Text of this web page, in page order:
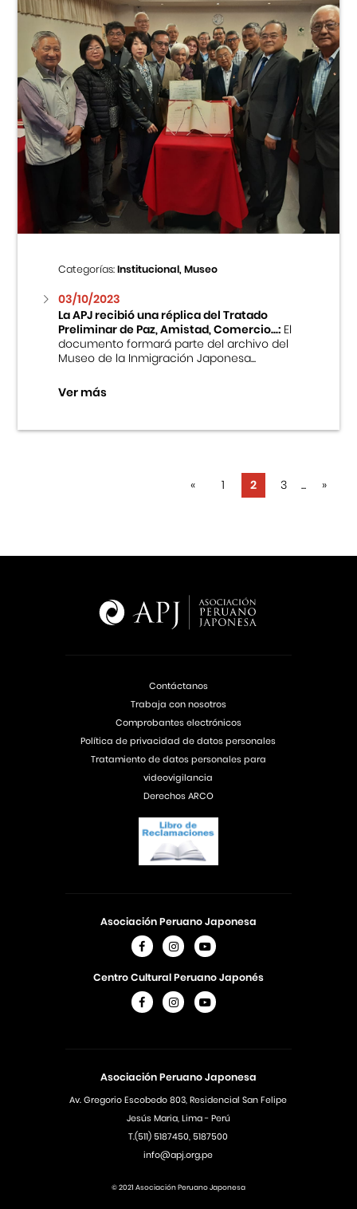
Categorías:Institucional, Museo
03/10/2023
La APJ recibió una réplica del Tratado
Preliminar de Paz, Amistad, Comercio...:El
documento formará parte del archivo del
Museo de la Inmigración Japonesa...
Ver más
« 1 2 3 ... »
Asociación Peruano Japonesa
Av. Gregorio Escobedo 803, Residencial San Felipe
Jesús Maria, Lima - Perú
T.(511) 5187450, 5187500
info@apj.org.pe
Asociación Peruano Japonesa
Centro Cultural Peruano Japonés
Contáctanos
Trabaja con nosotros
Comprobantes electrónicos
Política de privacidad de datos personales
Tratamiento de datos personales para
videovigilancia
Derechos ARCO
© 2021 Asociación Peruano Japonesa